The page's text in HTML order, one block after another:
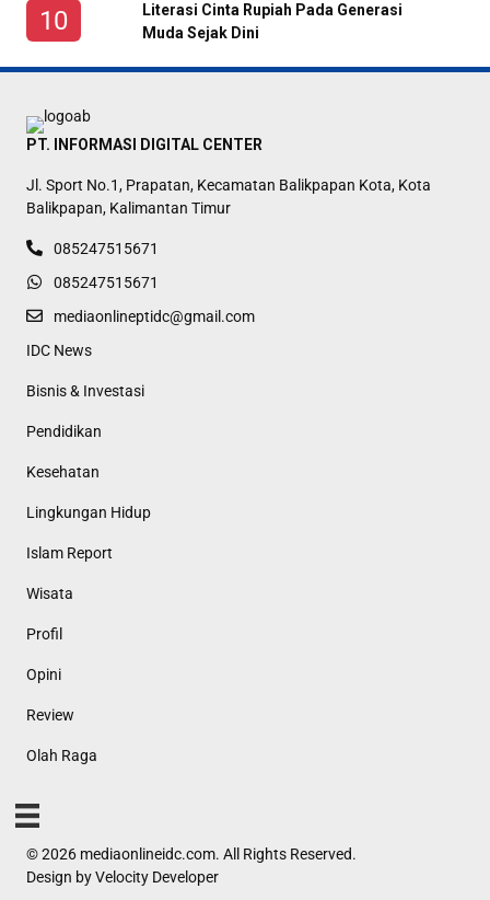
Literasi Cinta Rupiah Pada Generasi
Muda Sejak Dini
PT. INFORMASI DIGITAL CENTER
Jl. Sport No.1, Prapatan, Kecamatan Balikpapan Kota, Kota
Balikpapan, Kalimantan Timur
085247515671
085247515671
mediaonlineptidc@gmail.com
IDC News
Bisnis & Investasi
Pendidikan
Kesehatan
Lingkungan Hidup
Islam Report
Wisata
Profil
Opini
Review
Olah Raga
© 2026 mediaonlineidc.com. All Rights Reserved.
Design byVelocity Developer